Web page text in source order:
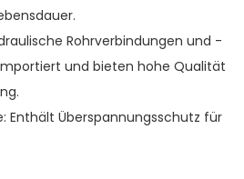
Rohrverbindungen und -
und bieten hohe Qualität
Enthält Überspannungsschutz für